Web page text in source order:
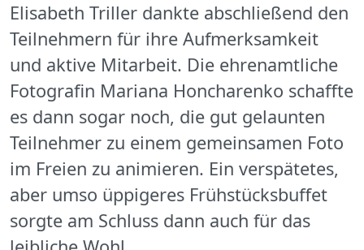
Elisabeth Triller dankte abschließend den
Teilnehmern für ihre Aufmerksamkeit
und aktive Mitarbeit. Die ehrenamtliche
Fotografin Mariana Honcharenko schaffte
es dann sogar noch, die gut gelaunten
Teilnehmer zu einem gemeinsamen Foto
im Freien zu animieren. Ein verspätetes,
aber umso üppigeres Frühstücksbuffet
sorgte am Schluss dann auch für das